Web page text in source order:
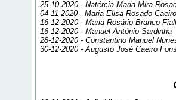
25-10-2020 - Natércia Maria Mira
04-11-2020 - Maria Elisa Rosado
16-12-2020 - Maria Rosário Branco
16-12-2020 - Manuel António Sardinha
28-12-2020 - Constantino Manuel
30-12-2020 - Augusto José Caeiro